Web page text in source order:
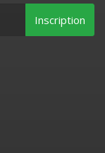
Inscription